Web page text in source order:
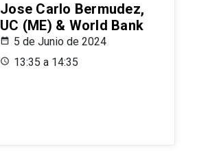
Jose Carlo Bermudez,
UC (ME) & World Bank
5 de Junio de 2024
13:35 a 14:35